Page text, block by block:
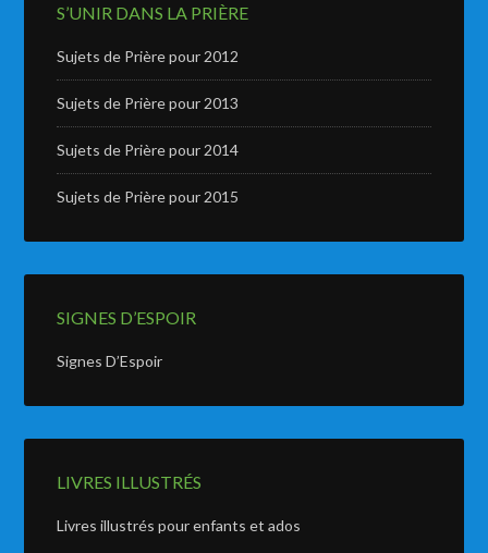
S’UNIR DANS LA PRIÈRE
Sujets de Prière pour 2012
Sujets de Prière pour 2013
Sujets de Prière pour 2014
Sujets de Prière pour 2015
SIGNES D’ESPOIR
Signes D’Espoir
LIVRES ILLUSTRÉS
Livres illustrés pour enfants et ados